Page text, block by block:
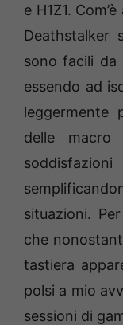
e H1Z1.
Deathstalker
sono facili da
essendo ad
leggermente
delle
situazioni.
che
tastiera
polsi a mio
sessioni di